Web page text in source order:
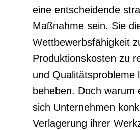
eine entscheidende
Maßnahme sein. Sie
Wettbewerbsfähigkeit
Produktionskosten zu
und Qualitätsprobleme
beheben. Doch warum
sich Unternehmen
Verlagerung ihrer